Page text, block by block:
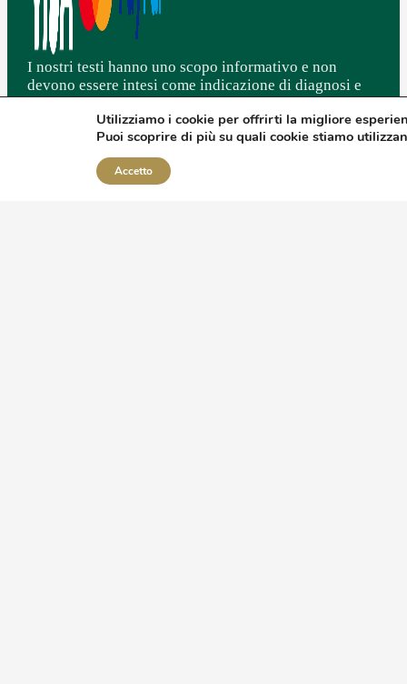
I nostri testi hanno uno scopo informativo e non
devono essere intesi come indicazione di diagnosi e
alcun modo al parere degli specialisti.
L'integrazione NON deve essere intesa come sostituto
di una sana e corretta alimentazione associata ad uno
stile di vita ottimale.
Utilizziamo i cookie per offrirti la migliore
Puoi scoprire di più su quali cookie stiamo
Accetto